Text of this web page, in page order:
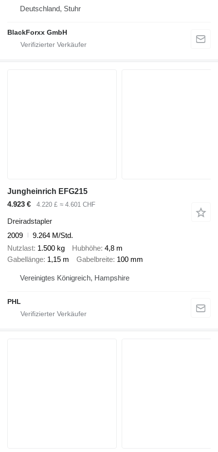
Deutschland, Stuhr
BlackForxx GmbH
Jungheinrich EFG215
4.923 €
4.220 £ ≈ 4.601 CHF
Dreiradstapler
2009
9.264 M/Std.
Nutzlast 1.500 kg Hubhöhe 4,8 m
Gabellänge 1,15 m Gabelbreite 100 mm
Vereinigtes Königreich, Hampshire
PHL